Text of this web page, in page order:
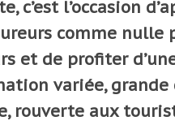
c’est l’occasion
comme nulle
et de profiter
variée, grande
rouverte aux